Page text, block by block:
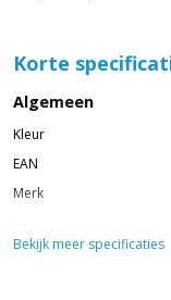
Korte
Algemeen
Kleur
EAN
Merk
Bekijk meer specificaties